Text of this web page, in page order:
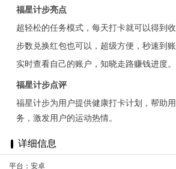
福星计步亮点
超轻松的任务模式，每天打卡就可以得到收
步数兑换红包也可以，超级方便，秒速到账
实时查看自己的账户，知晓走路赚钱进度。
福星计步点评
福星计步为用户提供健康打卡计划，帮助
务，激发用户的运动热情。
详细信息
平台：安卓